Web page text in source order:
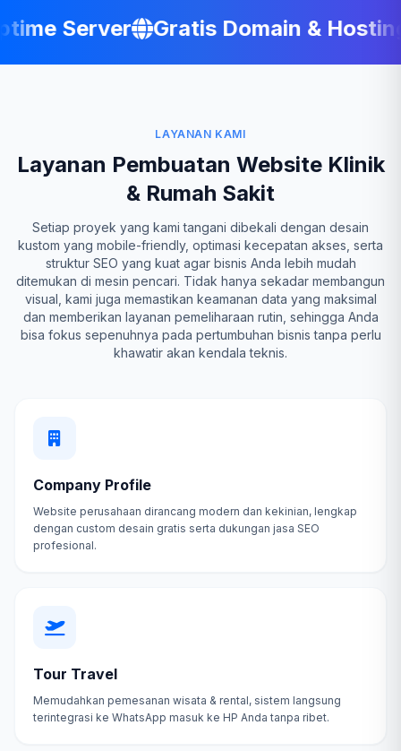
Server Gratis Domain & Hosting
LAYANAN KAMI
Layanan Pembuatan Website Klinik
& Rumah Sakit
Setiap proyek yang kami tangani dibekali dengan desain
kustom yang mobile-friendly, optimasi kecepatan akses, serta
struktur SEO yang kuat agar bisnis Anda lebih mudah
ditemukan di mesin pencari. Tidak hanya sekadar membangun
visual, kami juga memastikan keamanan data yang maksimal
dan memberikan layanan pemeliharaan rutin, sehingga Anda
bisa fokus sepenuhnya pada pertumbuhan bisnis tanpa perlu
khawatir akan kendala teknis.
Company Profile
Website perusahaan dirancang modern dan kekinian, lengkap
dengan custom desain gratis serta dukungan jasa SEO
profesional.
Tour Travel
Memudahkan pemesanan wisata & rental, sistem langsung
terintegrasi ke WhatsApp masuk ke HP Anda tanpa ribet.